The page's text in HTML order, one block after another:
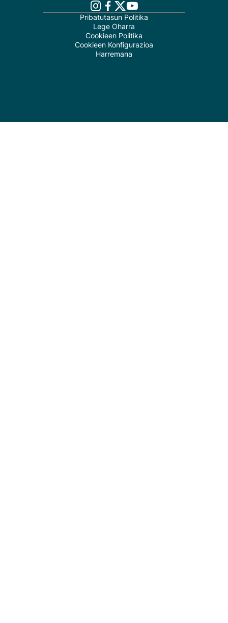
Pribatutasun Politika
Lege Oharra
Cookieen Politika
Cookieen Konfigurazioa
Harremana